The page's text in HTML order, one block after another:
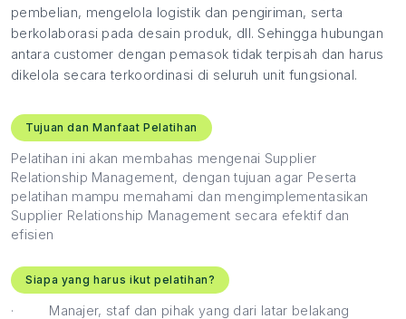
pembelian, mengelola logistik dan pengiriman, serta
berkolaborasi pada desain produk, dll. Sehingga hubungan
antara customer dengan pemasok tidak terpisah dan harus
dikelola secara terkoordinasi di seluruh unit fungsional.
Tujuan dan Manfaat Pelatihan
Pelatihan ini akan membahas mengenai Supplier
Relationship Management, dengan tujuan agar Peserta
pelatihan mampu memahami dan mengimplementasikan
Supplier Relationship Management secara efektif dan
efisien
Siapa yang harus ikut pelatihan?
·
Manajer, staf dan pihak yang dari latar belakang